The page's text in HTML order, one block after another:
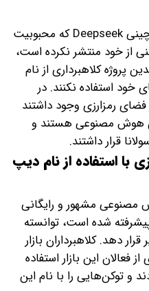
به گزارش شرق؛ هوش مصنوعی چینی Deepseek که محبوبیت
از خود منتشر نکرده است،
پروژه کلاهبرداری از نام
استفاده نکنند. در
75 توکن در فضای رمزارزی وجود داشتند
هوش مصنوعی هستند و
قرار داشتند.
با استفاده از نام دیپ
مصنوعی مشهور و رایگانی
شده است، توانسته
دهد. کلاهبرداران بازار
فعالان این بازار استفاده
و توکن‌هایی را با نام‌ این